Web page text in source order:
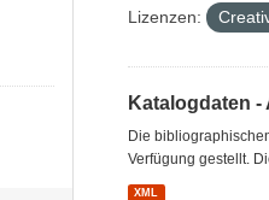
Lizenzen:
Katalogdaten -
Die
Verfügung gestellt.
XML